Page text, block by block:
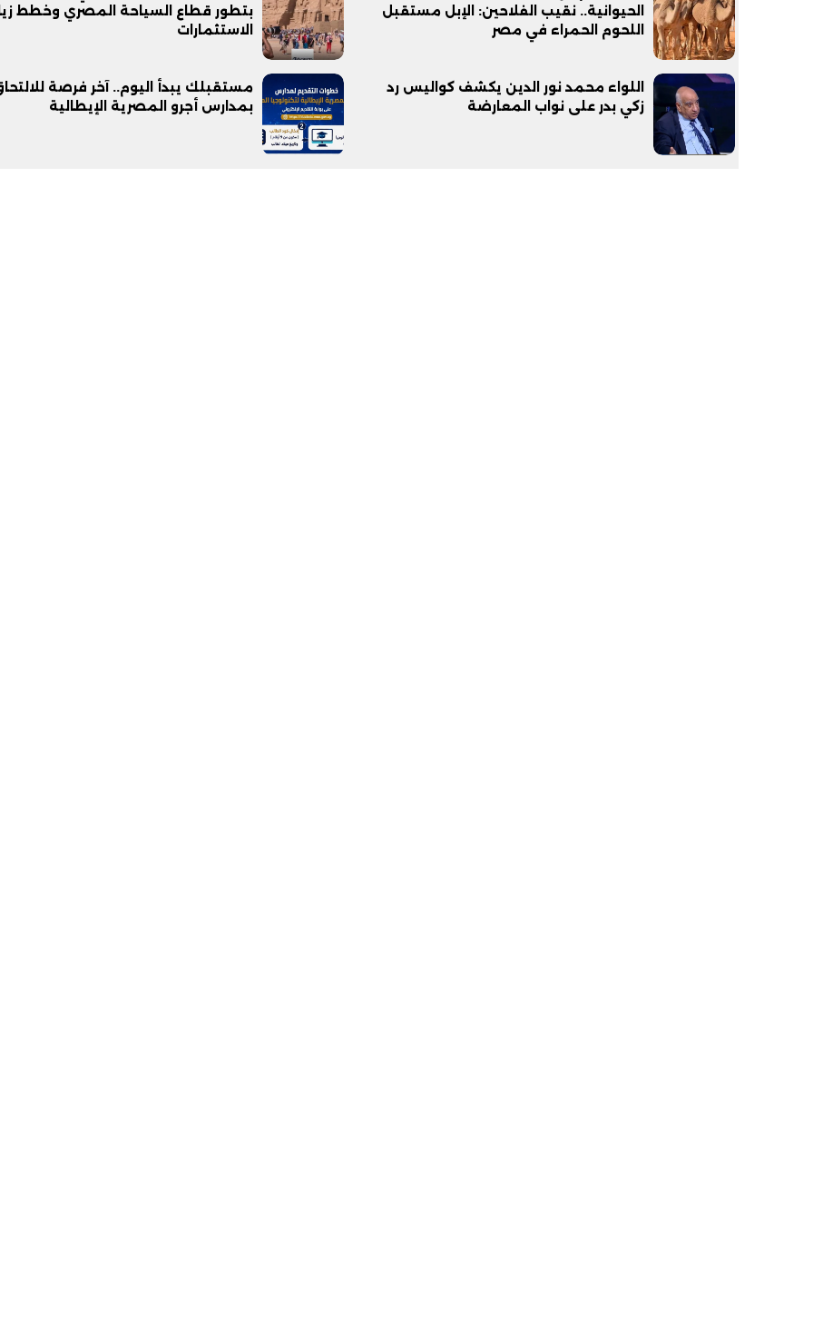
الحيوانية.. نقيب الفلاحين: الإبل مستقبل
اللحوم الحمراء في مصر
بتطور قطاع السياحة المصري وخطط
الاستثمارات
اللواء محمد نور الدين يكشف كواليس رد
زكي بدر على نواب المعارضة
مستقبلك يبدأ اليوم.. آخر فرصة
بمدارس أجرو المصرية الإيطالية
الوداع الأخير.. دفن جثامين الضحايا
الأربعة بقرية السعدية في الفيوم
افتتاح أكبر صرح ديني في القوصية..
تحفة معمارية بتكلفة تجاوزت 20
مليون جنيه
تصدره التريند| فيديو